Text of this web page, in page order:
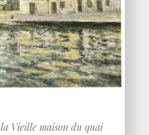
la Vieille maison du quai